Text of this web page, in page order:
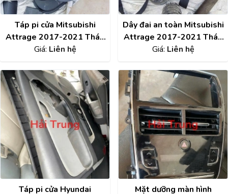
Táp pi cửa Mitsubishi
Attrage 2017-2021 Tháo
Xe
Giá: Liên hệ
Dây đai an toàn Mitsubishi
Attrage 2017-2021 Tháo
Xe
Giá: Liên hệ
Táp pi cửa Hyundai Mặt dưỡng màn hình